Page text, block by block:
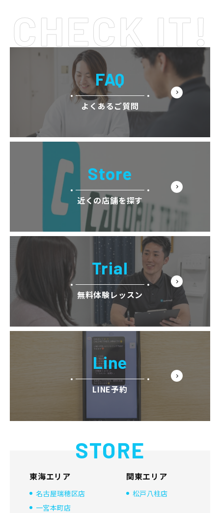
FAQ
よくあるご質問
Store
近くの店舗を探す
Trial
無料体験レッスン
Line
LINE予約
STORE
東海エリア
名古屋瑞穂区店
一宮本町店
関東エリア
松戸八柱店